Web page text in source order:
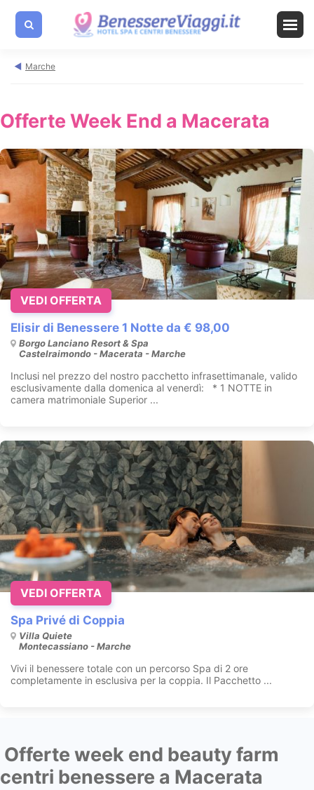
Marche
Offerte Week End a Macerata
Elisir di Benessere 1 Notte da € 98,00
Borgo Lanciano Resort & Spa
Castelraimondo - Macerata - Marche
Inclusi nel prezzo del nostro pacchetto infrasettimanale, valido
esclusivamente dalla domenica al venerdì: * 1 NOTTE in
camera matrimoniale Superior ...
VEDI OFFERTA
Spa Privé di Coppia
Villa Quiete
Montecassiano - Marche
Vivi il benessere totale con un percorso Spa di 2 ore
completamente in esclusiva per la coppia. Il Pacchetto ...
VEDI OFFERTA
Offerte week end beauty farm
centri benessere a Macerata